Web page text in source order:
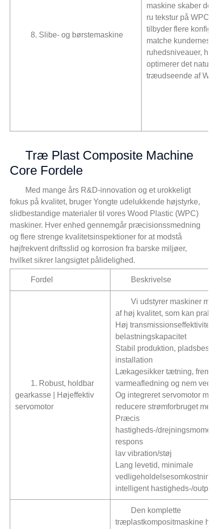
8. Slibe- og børstemaskine
maskine skaber
ru tekstur på WPC-
tilbyder flere
matche kundernes
ruhedsniveauer,
optimerer det
træudseende af
Træ Plast Composite Machine
Core Fordele
Med mange års R&D-innovation og et urokkeligt
fokus på kvalitet, bruger Yongte udelukkende højstyrke,
slidbestandige materialer til vores Wood Plastic (WPC)
maskiner. Hver enhed gennemgår præcisionssmedning
og flere strenge kvalitetsinspektioner for at modstå
højfrekvent driftsslid og korrosion fra barske miljøer,
hvilket sikrer langsigtet pålidelighed.
Fordel Beskrivelse
1. Robust, holdbar
gearkasse | Højeffektiv
servomotor
Vi udstyrer maskiner
af høj kvalitet, som kan prale
Høj transmissionseffektivitet
belastningskapacitet
Stabil produktion,
installation
Lækagesikker tætning,
varmeafledning og nem
Og integreret servomotor
reducere strømforbruget med
Præcis
hastigheds-/
respons
lav vibration/støj
Lang levetid, minimale
intelligent hastigheds-/
Den komplette
træplastkompositmaskine har